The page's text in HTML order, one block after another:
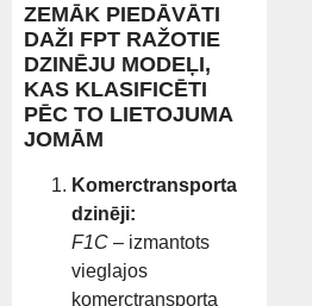
ZEMĀK PIEDĀVĀTI
DAŽI FPT RAŽOTIE
DZINĒJU MODEĻI,
KAS KLASIFICĒTI
PĒC TO LIETOJUMA
JOMĀM
Komerctransporta
dzinēji:
F1C – izmantots
vieglajos
komerctransporta